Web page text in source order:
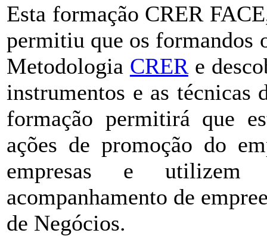
Esta formação CRER
permitiu que os formandos
Metodologia CRERe
instrumentos e as técnicas
formação permitirá que
ações de promoção do
empresas e
acompanhamento de
de Negócios.